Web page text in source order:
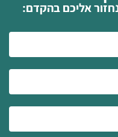
אליכם בהקדם: